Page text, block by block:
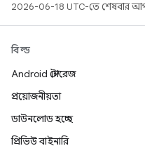
2026-06-18 UTC-তে শেষবার
বিল্ড
Android স্টোরেজ
প্রয়োজনীয়তা
ডাউনলোড হচ্ছে
প্রিভিউ বাইনারি